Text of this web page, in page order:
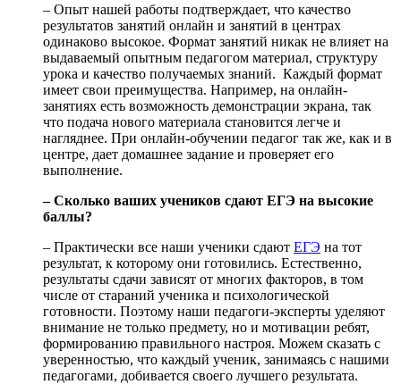
– Опыт нашей работы подтверждает, что качество
результатов занятий онлайн и занятий в центрах
одинаково высокое. Формат занятий никак не влияет на
выдаваемый опытным педагогом материал, структуру
урока и качество получаемых знаний. Каждый формат
имеет свои преимущества. Например, на онлайн-
занятиях есть возможность демонстрации экрана, так
что подача нового материала становится легче и
нагляднее. При онлайн-обучении педагог так же, как и в
центре, дает домашнее задание и проверяет его
выполнение.
– Сколько ваших учеников сдают ЕГЭ на высокие
баллы?
– Практически все наши ученики сдают ЕГЭ на тот
результат, к которому они готовились. Естественно,
результаты сдачи зависят от многих факторов, в том
числе от стараний ученика и психологической
готовности. Поэтому наши педагоги-эксперты уделяют
внимание не только предмету, но и мотивации ребят,
формированию правильного настроя. Можем сказать с
уверенностью, что каждый ученик, занимаясь с нашими
педагогами, добивается своего лучшего результата.